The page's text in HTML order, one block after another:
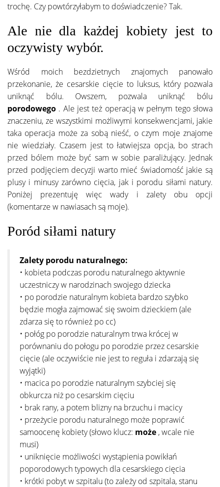
trochę. Czy powtórzyłabym to doświadczenie? Tak.
Ale nie dla każdej kobiety jest to
oczywisty wybór.
Wśród moich bezdzietnych znajomych panowało
przekonanie, że cesarskie cięcie to luksus, który pozwala
uniknąć bólu. Owszem, pozwala uniknąć bólu
porodowego . Ale jest też operacją w pełnym tego słowa
znaczeniu, ze wszystkimi możliwymi konsekwencjami, jakie
taka operacja może za sobą nieść, o czym moje znajome
nie wiedziały. Czasem jest to łatwiejsza opcja, bo strach
przed bólem może być sam w sobie paraliżujący. Jednak
przed podjęciem decyzji warto mieć świadomość jakie są
plusy i minusy zarówno cięcia, jak i porodu siłami natury.
Poniżej prezentuję więc wady i zalety obu opcji
(komentarze w nawiasach są moje).
Poród siłami natury
Zalety porodu naturalnego:
• kobieta podczas porodu naturalnego aktywnie
uczestniczy w narodzinach swojego dziecka
• po porodzie naturalnym kobieta bardzo szybko
będzie mogła zajmować się swoim dzieckiem (ale
zdarza się to również po cc)
• połóg po porodzie naturalnym trwa krócej w
porównaniu do połogu po porodzie przez cesarskie
cięcie (ale oczywiście nie jest to reguła i zdarzają się
wyjątki)
• macica po porodzie naturalnym szybciej się
obkurcza niż po cesarskim cięciu
• brak rany, a potem blizny na brzuchu i macicy
• przeżycie porodu naturalnego może poprawić
samoocenę kobiety (słowo klucz: może , wcale nie
musi)
• uniknięcie możliwości wystąpienia powikłań
poporodowych typowych dla cesarskiego cięcia
• krótki pobyt w szpitalu (to zależy od szpitala, stanu